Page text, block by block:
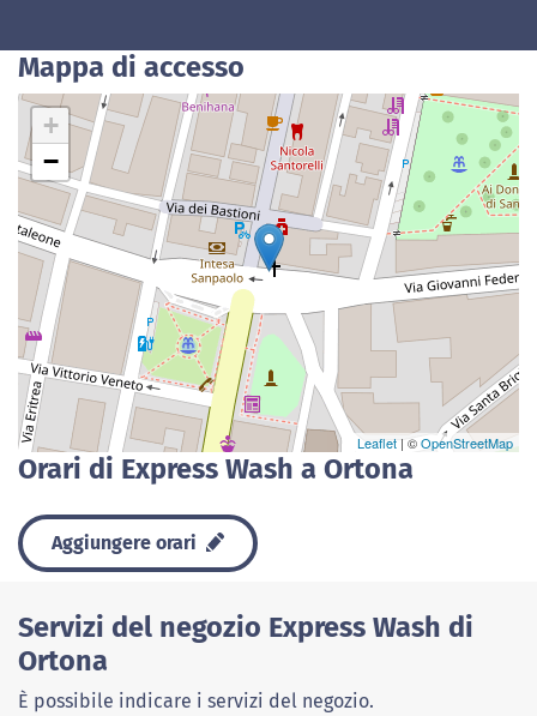
Mappa di accesso
+
−
Leaflet | ©OpenStreetMap
Orari di Express Wash a Ortona
Aggiungere orari
Servizi del negozio Express Wash di
Ortona
È possibile indicare i servizi del negozio.